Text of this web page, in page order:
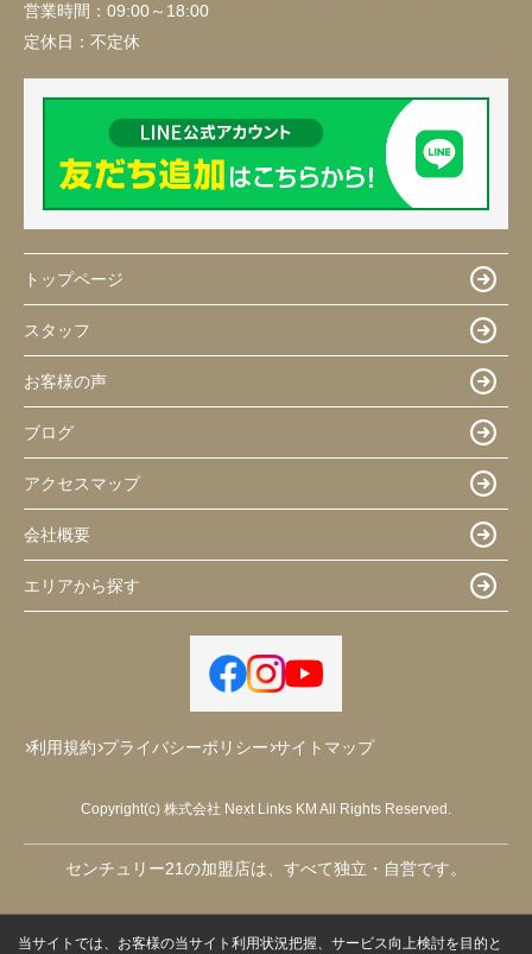
営業時間： 09:00～18:00
定休日： 不定休
トップページ
スタッフ
お客様の声
ブログ
アクセスマップ
会社概要
エリアから探す
利用規約 プライバシーポリシー サイトマップ
Copyright(c) 株式会社 Next Links KM All Rights Reserved.
センチュリー21の加盟店は、すべて独立・自営です。
当サイトでは、お客様の当サイト利用状況把握、サービス向上検討を目的と